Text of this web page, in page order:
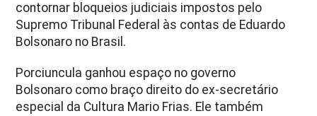
contornar bloqueios judiciais impostos pelo
Supremo Tribunal Federal às contas de Eduardo
Bolsonaro no Brasil.
Porciuncula ganhou espaço no governo
Bolsonaro como braço direito do ex-secretário
especial da Cultura Mario Frias. Ele também